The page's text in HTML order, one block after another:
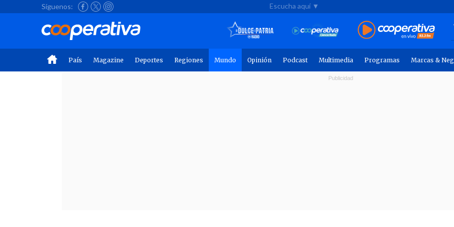
Síguenos: Escucha aquí ▼
País Magazine Deportes Regiones Mundo Opinión Podcast Multimedia Programas Marcas &